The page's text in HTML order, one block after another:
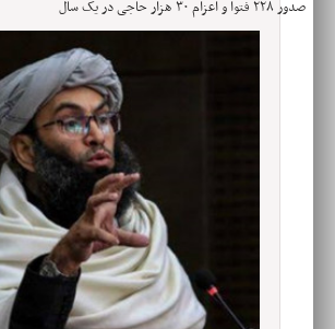
صدور ۲۲۸ فتوا و اعزام ۳۰ هزار حاجی در یک سال